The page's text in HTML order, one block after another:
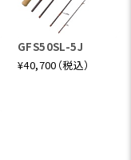
GFS50SL-5J
¥40,700（税込）